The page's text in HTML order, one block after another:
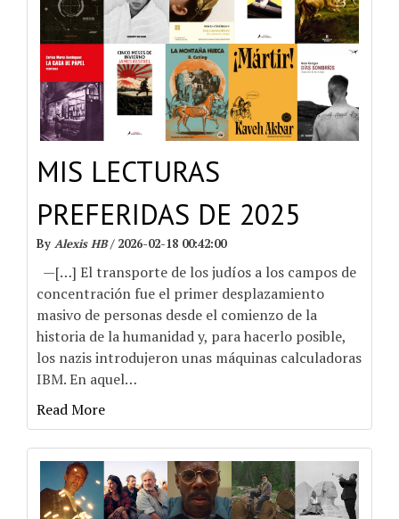
MIS LECTURAS
PREFERIDAS DE 2025
By Alexis HB/ 2026-02-18 00:42:00
—[…] El transporte de los judíos a los campos de
concentración fue el primer desplazamiento
masivo de personas desde el comienzo de la
historia de la humanidad y, para hacerlo posible,
los nazis introdujeron unas máquinas calculadoras
IBM. En aquel…
Read More